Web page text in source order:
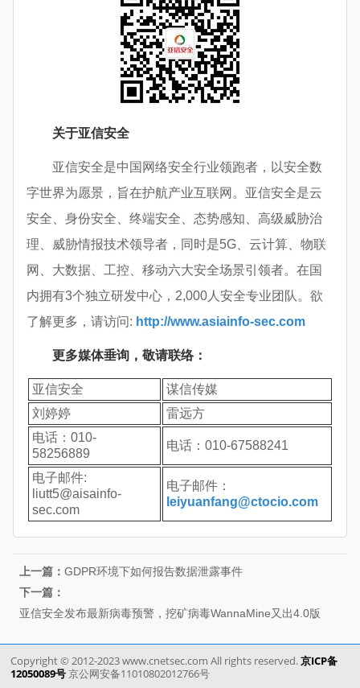
关于亚信安全
亚信安全是中国网络安全行业领跑者，以安全数
字世界为愿景，旨在护航产业互联网。亚信安全是云
安全、身份安全、终端安全、态势感知、高级威胁治
理、威胁情报技术领导者，同时是5G、云计算、物联
网、大数据、工控、移动六大安全场景引领者。在国
内拥有3个独立研发中心，2,000人安全专业团队。欲
了解更多，请访问: http://www.asiainfo-sec.com
更多媒体垂询，敬请联络：
亚信安全
谋信传媒
刘婷婷
雷远方
电话：010-
58256889
电话：010-67588241
电子邮件:
liutt5@aisainfo-
sec.com
电子邮件：
leiyuanfang@ctocio.com
上一篇：GDPR环境下如何报告数据泄露事件
下一篇：
亚信安全发布最新病毒预警，挖矿病毒WannaMine又出4.0版
Copyright © 2012-2023 www.cnetsec.com All rights reserved.京ICP备
12050089号京公网安备11010802012766号